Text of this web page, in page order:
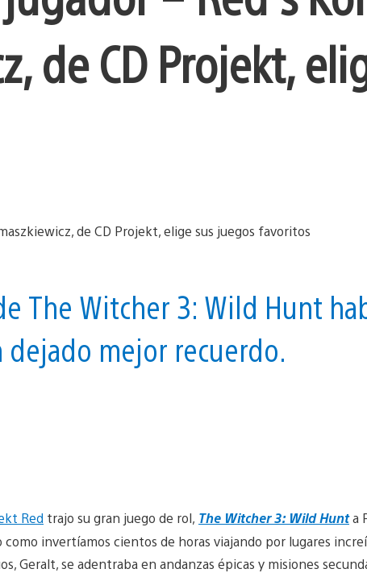
de CD Projekt,
The Witcher 3: Wild Hunt
mejor recuerdo.
Red trajo su gran juego de rol, The Witcher 3: Wild Hunta
invertíamos cientos de horas viajando por lugares
Geralt, se adentraba en andanzas épicas y misiones